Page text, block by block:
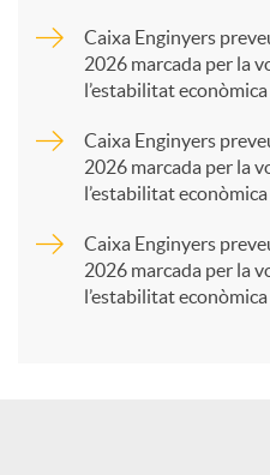
a
Caixa Enginyers
2026 marcada per la
l’estabilitat econòmica
Caixa Enginyers
2026 marcada per la
l’estabilitat econòmica
Caixa Enginyers
2026 marcada per la
l’estabilitat econòmica